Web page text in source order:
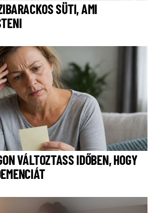
SÜTI, AMI
VÁLTOZTASS IDŐBEN, HOGY